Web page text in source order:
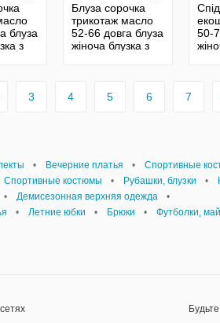
блуза
з
Блуза сорочка
трикотаж масло
52-66 довга блуза
жіноча блузка з
50-
3 4 5 6 7
• Вечерние платья • Спортивные
Спортивные костюмы • Рубашки, блузки •
• Демисезонная верхняя одежда
•
• Летние юбки • Брюки • Футболки,